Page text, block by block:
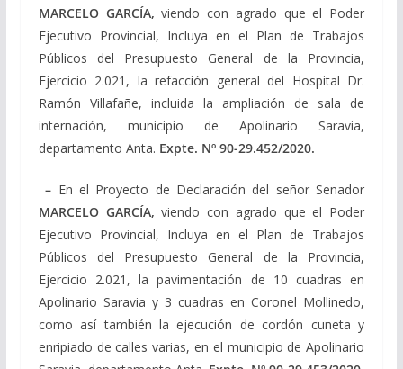
MARCELO GARCÍA,viendo con agrado que el Poder
Ejecutivo Provincial, Incluya en el Plan de Trabajos
Públicos del Presupuesto General de la Provincia,
Ejercicio 2.021, la refacción general del Hospital Dr.
Ramón Villafañe, incluida la ampliación de sala de
internación, municipio de Apolinario Saravia,
departamento Anta. Expte. Nº 90-29.452/2020.
– En el Proyecto de Declaración del señor Senador
MARCELO GARCÍA,viendo con agrado que el Poder
Ejecutivo Provincial, Incluya en el Plan de Trabajos
Públicos del Presupuesto General de la Provincia,
Ejercicio 2.021, la pavimentación de 10 cuadras en
Apolinario Saravia y 3 cuadras en Coronel Mollinedo,
como así también la ejecución de cordón cuneta y
enripiado de calles varias, en el municipio de Apolinario